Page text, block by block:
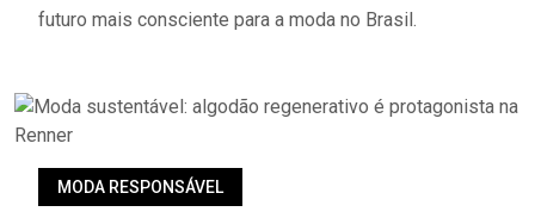
futuro mais consciente para a moda no Brasil.
MODA RESPONSÁVEL